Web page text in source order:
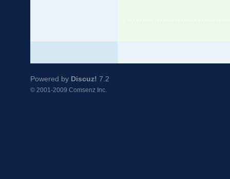
Powered by Discuz! 7.2
© 2001-2009 Comsenz Inc.